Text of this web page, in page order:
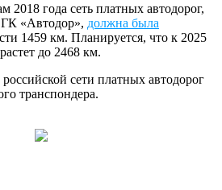
2018 года сеть платных автодорог,
«Автодор», должна была
1459 км. Планируется, что к 2025
до 2468 км.
сети платных автодорог
транспондера.